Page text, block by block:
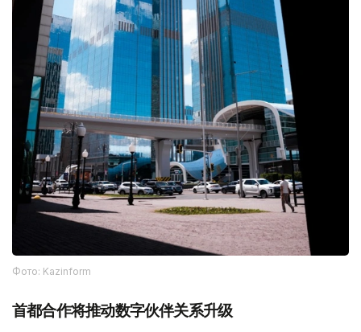
Фото: Kazinform
首都合作将推动数字伙伴关系升级